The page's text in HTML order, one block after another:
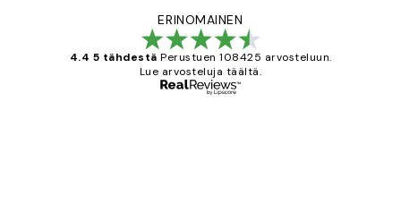
ERINOMAINEN
4.4 5 tähdestä Perustuen 108425 arvosteluun.
Lue arvosteluja täältä.